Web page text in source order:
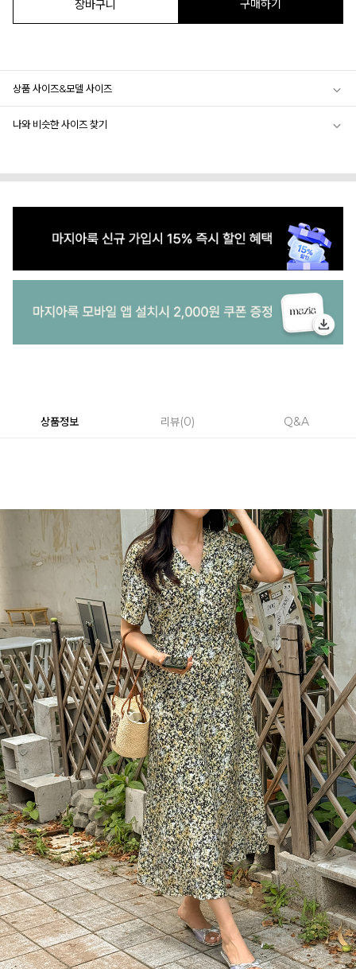
장바구니 구매하기
상품 사이즈&모델 사이즈
나와 비슷한 사이즈 찾기
상품정보 리뷰 0 Q&A